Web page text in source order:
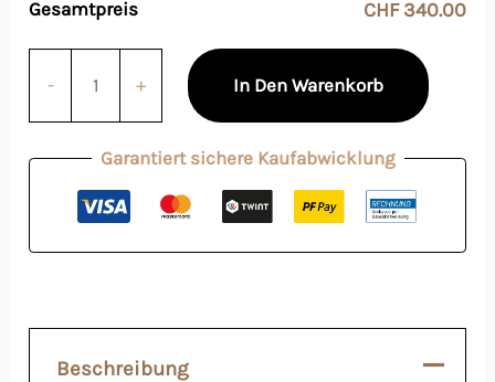
Gesamtpreis CHF 340.00
- + In Den Warenkorb
Garantiert sichere Kaufabwicklung
Beschreibung